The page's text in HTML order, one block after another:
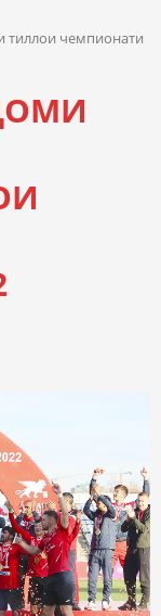
тиллои чемпионати